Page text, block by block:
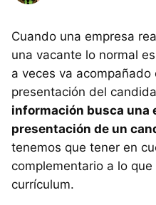
Cuando una empresa
una vacante lo normal es
a veces va
presentación del
información busca una
presentación de un
tenemos que tener en
complementario a lo
currículum.